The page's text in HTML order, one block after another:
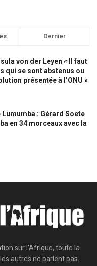
Dernier
von der Leyen « Il faut
qui se sont abstenus ou
présentée à l’ONU »
: Gérard Soete
en 34 morceaux avec la
sur l'Afrique, toute la
autres ne parlent pas.